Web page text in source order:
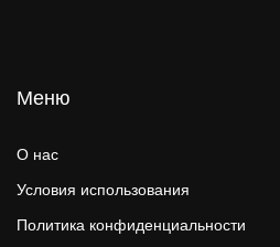
Меню
О нас
Условия использования
Политика конфиденциальности